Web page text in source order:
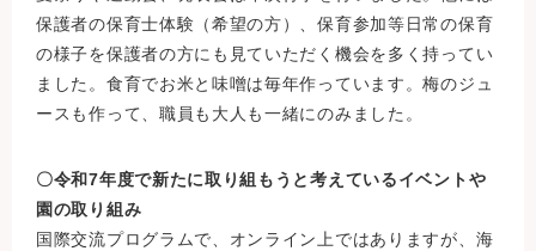
保護者の保育士体験（希望の方）、保育参加等日常の保育
の様子を保護者の方にも見ていただく機会を多く持ってい
ました。食育でお米と味噌は毎年作っています。梅のジュ
ースも作って、職員も大人も一緒にのみました。
〇令和7年度で新たに取り組もうと考えているイベントや
園の取り組み
国際交流プログラムで、オンライン上ではありますが、海